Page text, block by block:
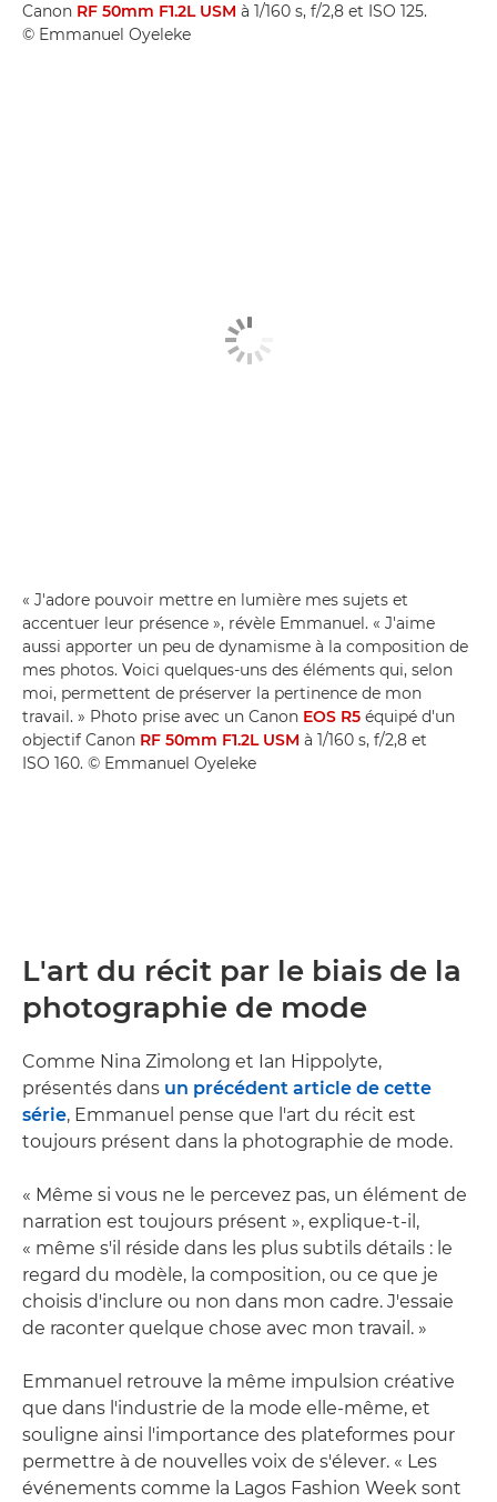
Canon RF 50mm F1.2L USM à 1/160 s, f/2,8 et ISO 125.
© Emmanuel Oyeleke
« J'adore pouvoir mettre en lumière mes sujets et
accentuer leur présence », révèle Emmanuel. « J'aime
aussi apporter un peu de dynamisme à la composition de
mes photos. Voici quelques-uns des éléments qui, selon
moi, permettent de préserver la pertinence de mon
travail. » Photo prise avec un Canon EOS R5 équipé d'un
objectif Canon RF 50mm F1.2L USM à 1/160 s, f/2,8 et
ISO 160. © Emmanuel Oyeleke
L'art du récit par le biais de la
photographie de mode
Comme Nina Zimolong et Ian Hippolyte,
présentés dans un précédent article de cette
série, Emmanuel pense que l'art du récit est
toujours présent dans la photographie de mode.
« Même si vous ne le percevez pas, un élément de
narration est toujours présent », explique-t-il,
« même s'il réside dans les plus subtils détails : le
regard du modèle, la composition, ou ce que je
choisis d'inclure ou non dans mon cadre. J'essaie
de raconter quelque chose avec mon travail. »
Emmanuel retrouve la même impulsion créative
que dans l'industrie de la mode elle-même, et
souligne ainsi l'importance des plateformes pour
permettre à de nouvelles voix de s'élever. « Les
événements comme la Lagos Fashion Week sont